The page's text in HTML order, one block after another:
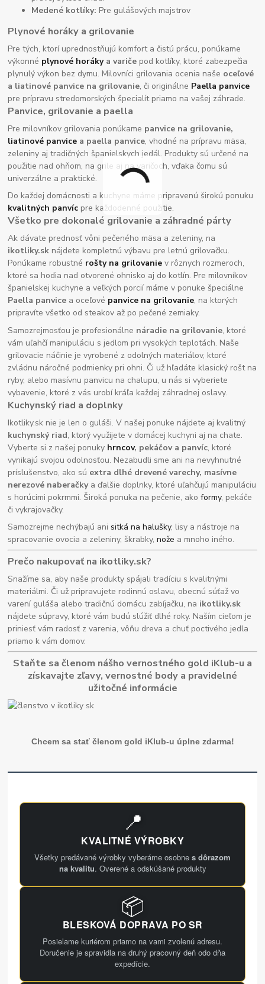
Medené kotlíky: Pre gulášových majstrov
Plynové horáky a grilovanie
Pre tých, ktorí uprednostňujú komfort a čistú prácu, ponúkame
výkonné plynové horákya variče pod kotlíky, ktoré zabezpečia
plynulý výkon bez dymu. Milovníci grilovania ocenia naše oceľové
a liatinové panvice na grilovanie, či originálne Paella panvice
pre prípravu stredomorských špecialít priamo na vašej záhrade.
Panvice, grilovanie a paella
Pre milovníkov grilovania ponúkame panvice na grilovanie,
liatinové panvice a paella panvice, vhodné na prípravu mäsa,
zeleniny aj tradičných španielskych jedál. Produkty sú určené na
použitie nad ohňom, na grile aj na varičoch, vďaka čomu sú
univerzálne a praktické.
Do každej domácnosti a kuchyne máme pripravenú širokú ponuku
kvalitných panvíc pre každodenné použitie.
Všetko pre dokonalé grilovanie a záhradné párty
Ak dávate prednosť vôni pečeného mäsa a zeleniny, na
ikotliky.sk nájdete kompletnú výbavu pre letnú grilovačku.
Ponúkame robustné rošty na grilovanie v rôznych rozmeroch,
ktoré sa hodia nad otvorené ohnisko aj do kotlín. Pre milovníkov
španielskej kuchyne a veľkých porcií máme v ponuke špeciálne
Paella panvice a oceľové panvice na grilovanie, na ktorých
pripravíte všetko od steakov až po pečené zemiaky.
Samozrejmosťou je profesionálne náradie na grilovanie, ktoré
vám uľahčí manipuláciu s jedlom pri vysokých teplotách. Naše
grilovacie náčinie je vyrobené z odolných materiálov, ktoré
zvládnu náročné podmienky pri ohni. Či už hľadáte klasický rošt na
ryby, alebo masívnu panvicu na chalupu, u nás si vyberiete
vybavenie, ktoré z vás urobí kráľa každej záhradnej oslavy.
Kuchynský riad a doplnky
Ikotliky.sk nie je len o guláši. V našej ponuke nájdete aj kvalitný
kuchynský riad, ktorý využijete v domácej kuchyni aj na chate.
Vyberte si z našej ponuky hrncov, pekáčov a panvíc, ktoré
vynikajú svojou odolnosťou. Nezabudli sme ani na nevyhnutné
príslušenstvo, ako sú extra dlhé drevené varechy, masívne
nerezové naberačkya ďalšie doplnky, ktoré uľahčujú manipuláciu
s horúcimi pokrmmi. Široká ponuka na pečenie, akoformy, pekáče
či vykrajovačky.
Samozrejme nechýbajú anisitká na halušky, lisy a nástroje na
spracovanie ovocia a zeleniny, škrabky,nože a mnoho iného.
Prečo nakupovať na ikotliky.sk?
Snažíme sa, aby naše produkty spájali tradíciu s kvalitnými
materiálmi. Či už pripravujete rodinnú oslavu, obecnú súťaž vo
varení guláša alebo tradičnú domácu zabíjačku, na ikotliky.sk
nájdete súpravy, ktoré vám budú slúžiť dlhé roky. Naším cieľom je
priniesť vám radosť z varenia, vôňu dreva a chuť poctivého jedla
priamo k vám domov.
Staňte sa členom nášho vernostného gold iKlub-u a
získavajte zľavy, vernostné body a pravidelné
užitočné informácie
Chcem sa stať členom gold iKlub-u úplne zdarma!
📍
KVALITNÉ VÝROBKY
Všetky predávané výrobky vyberáme osobne s dôrazom
na kvalitu. Overené a odskúšané produkty
📦
BLESKOVÁ DOPRAVA PO SR
Posielame kuriérom priamo na vami zvolenú adresu.
Doručenie je spravidla na druhý pracovný deň odo dňa
expedície.